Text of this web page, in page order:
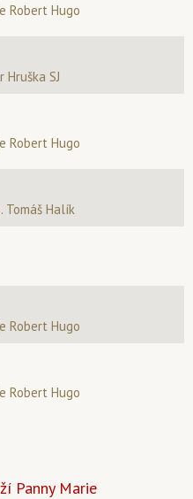
Robert Hugo
Hruška SJ
Robert Hugo
Tomáš Halík
Robert Hugo
Robert Hugo
Panny Marie